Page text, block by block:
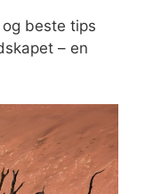
beste tips
– en